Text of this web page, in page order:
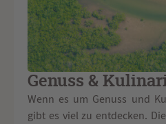
Genuss &
Wenn es um Genuss und
gibt es viel zu entdecken.